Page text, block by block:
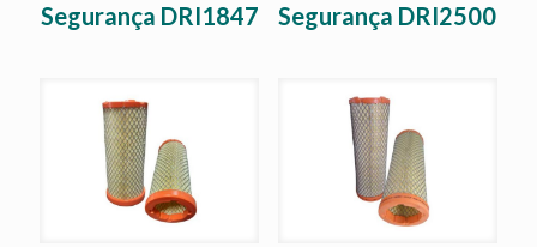
Segurança DRI1847
Segurança DRI2500